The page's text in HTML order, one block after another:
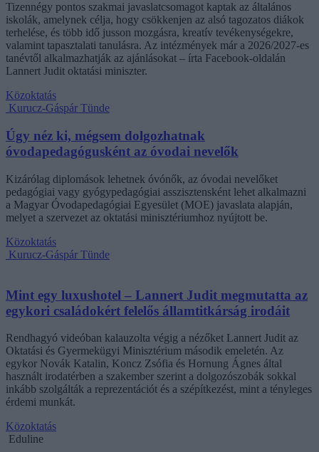
Tizennégy pontos szakmai javaslatcsomagot kaptak az általános
iskolák, amelynek célja, hogy csökkenjen az alsó tagozatos diákok
terhelése, és több idő jusson mozgásra, kreatív tevékenységekre,
valamint tapasztalati tanulásra. Az intézmények már a 2026/2027-es
tanévtől alkalmazhatják az ajánlásokat – írta Facebook-oldalán
Lannert Judit oktatási miniszter.
Közoktatás
Kurucz-Gáspár Tünde
Úgy néz ki, mégsem dolgozhatnak
óvodapedagógusként az óvodai nevelők
Kizárólag diplomások lehetnek óvónők, az óvodai nevelőket
pedagógiai vagy gyógypedagógiai asszisztensként lehet alkalmazni
a Magyar Óvodapedagógiai Egyesület (MOE) javaslata alapján,
melyet a szervezet az oktatási minisztériumhoz nyújtott be.
Közoktatás
Kurucz-Gáspár Tünde
Mint egy luxushotel – Lannert Judit megmutatta az
egykori családokért felelős államtitkárság irodáit
Rendhagyó videóban kalauzolta végig a nézőket Lannert Judit az
Oktatási és Gyermekügyi Minisztérium második emeletén. Az
egykor Novák Katalin, Koncz Zsófia és Hornung Ágnes által
használt irodatérben a szakember szerint a dolgozószobák sokkal
inkább szolgálták a reprezentációt és a szépítkezést, mint a tényleges
érdemi munkát.
Közoktatás
Eduline